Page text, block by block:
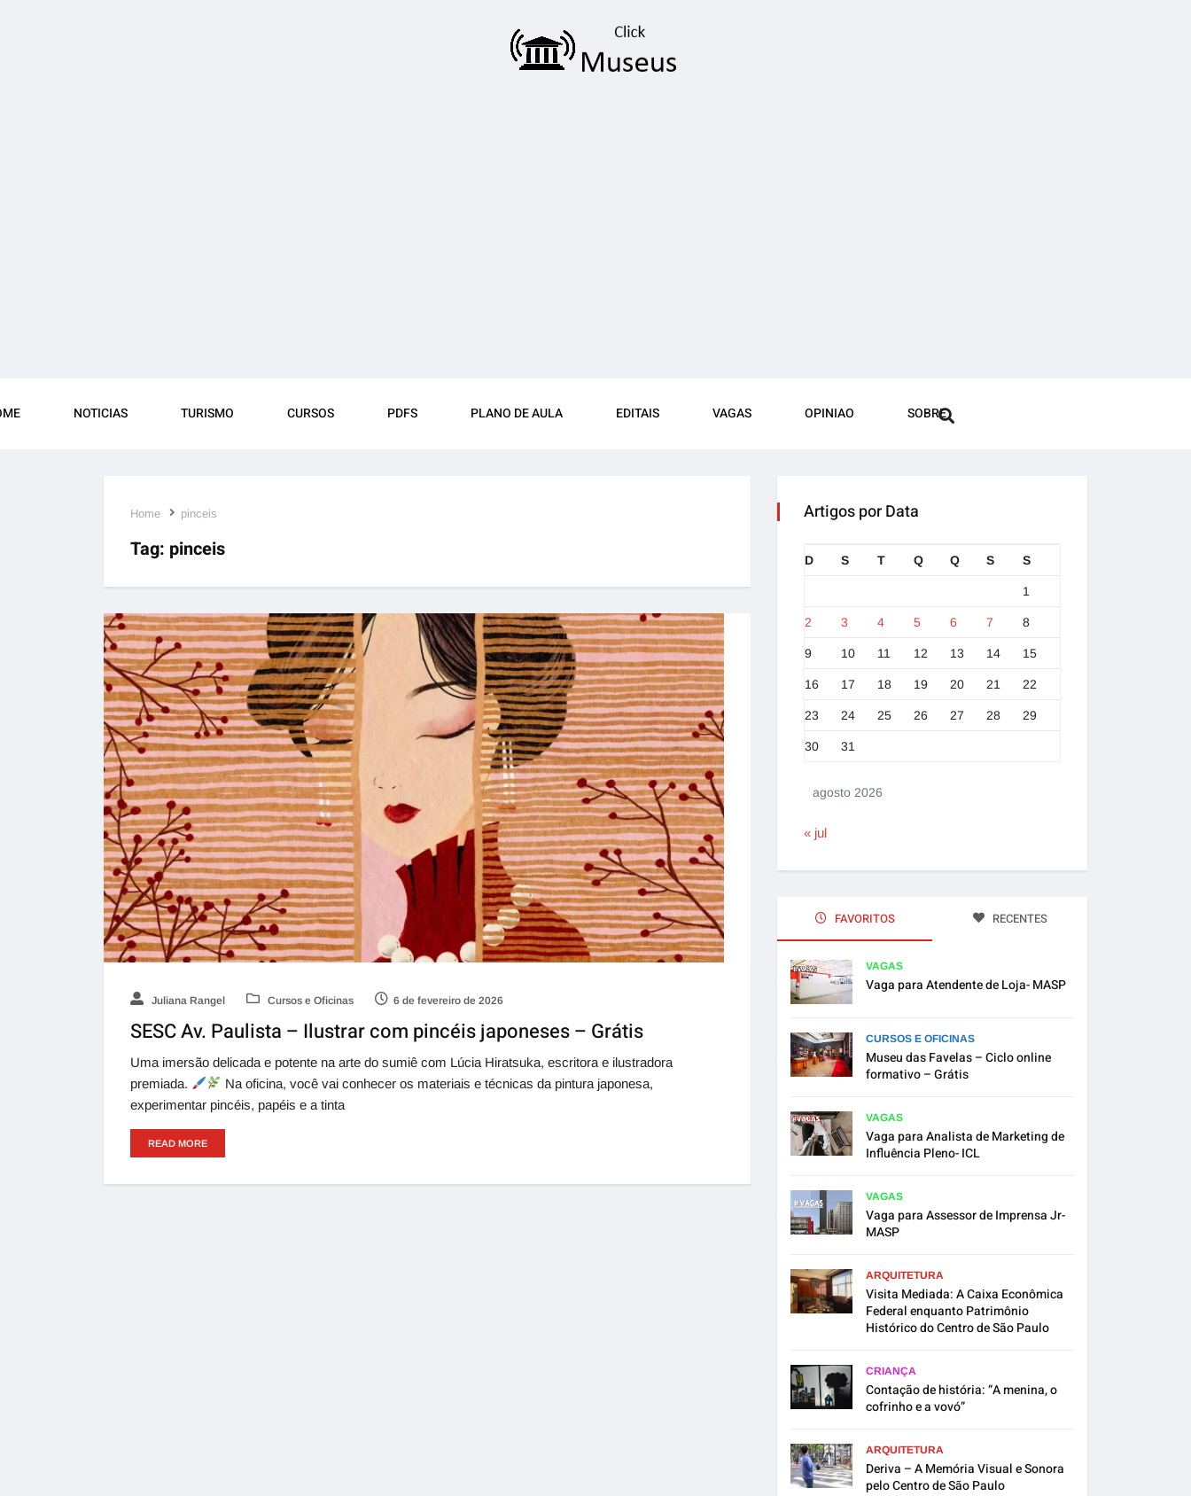
NOTICIAS TURISMO CURSOS PDFS PLANO DE AULA EDITAIS VAGAS OPINIAO SOBRE
Home pinceis
Tag: pinceis
Juliana Rangel Cursos e Oficinas 6 de fevereiro de 2026
SESC Av. Paulista – Ilustrar com pincéis japoneses – Grátis
Uma imersão delicada e potente na arte do sumiê com Lúcia Hiratsuka, escritora e ilustradora
premiada.
Na oficina, você vai conhecer os materiais e técnicas da pintura japonesa,
experimentar pincéis, papéis e a tinta
READ MORE
Artigos por Data
agosto 2026
D S T Q Q S S
1
2 3 4 5 6 7 8
9 10 11 12 13 14 15
16 17 18 19 20 21 22
23 24 25 26 27 28 29
30 31
« jul
FAVORITOS RECENTES
VAGAS
Vaga para Atendente de Loja- MASP
CURSOS E OFICINAS
Museu das Favelas – Ciclo online
formativo – Grátis
VAGAS
Vaga para Analista de Marketing de
Influência Pleno- ICL
VAGAS
Vaga para Assessor de Imprensa Jr-
MASP
ARQUITETURA
Visita Mediada: A Caixa Econômica
Federal enquanto Patrimônio
Histórico do Centro de São Paulo
CRIANÇA
Contação de história: “A menina, o
cofrinho e a vovó”
ARQUITETURA
Deriva – A Memória Visual e Sonora
pelo Centro de São Paulo